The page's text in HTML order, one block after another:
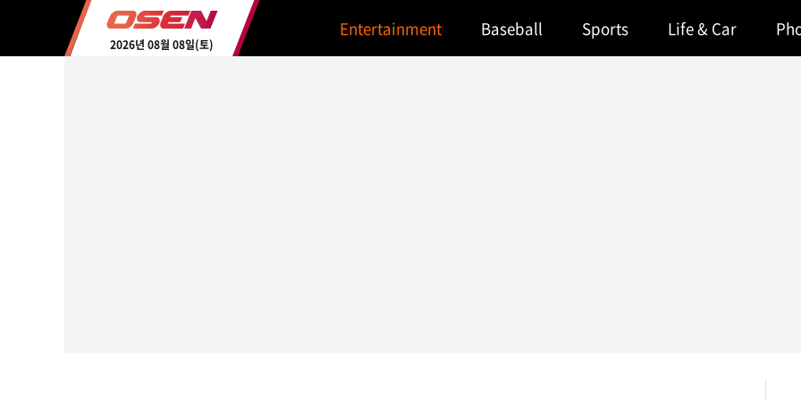
2026년 08월 08일(토)
Entertainment Baseball Sports Life & Car